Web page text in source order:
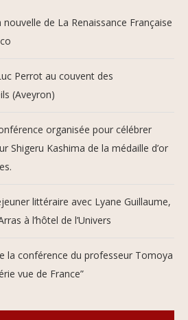
de La Renaissance Française
Perrot au couvent des
(Aveyron)
organisée pour célébrer
Shigeru Kashima de la médaille d’or
littéraire avec Lyane Guillaume,
à l’hôtel de l’Univers
la conférence du professeur Tomoya
vue de France”